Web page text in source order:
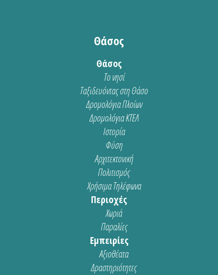
Θάσος
Θάσος
Το νησί
Ταξιδευόντας στη Θάσο
Δρομολόγια Πλοίων
Δρομολόγια ΚΤΕΛ
Ιστορία
Φύση
Αρχιτεκτονική
Πολιτισμός
Χρήσιμα Τηλέφωνα
Περιοχές
Χωριά
Παραλίες
Εμπειρίες
Αξιοθέατα
Δραστηριότητες